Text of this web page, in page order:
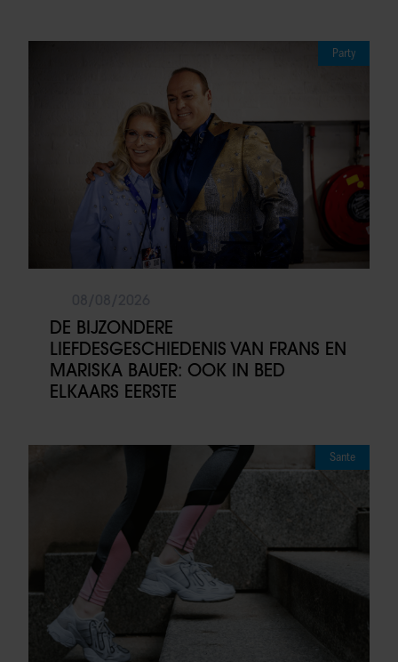
Party
DE BIJZONDERE
LIEFDESGESCHIEDENIS VAN FRANS EN
MARISKA BAUER: OOK IN BED
ELKAARS EERSTE
Sante